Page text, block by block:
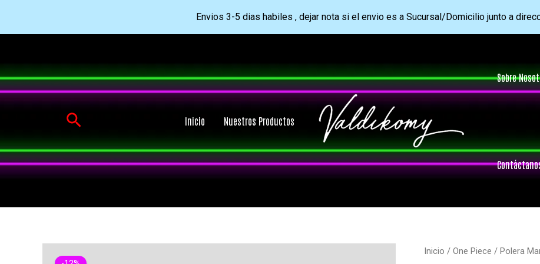
Envios 3-5 dias habiles , dejar nota si el envio es a Sucursal/Domicilio junto a
contenido
Buscar Inicio Nuestros Productos
Sobre
Inicio / One Piece / Polera